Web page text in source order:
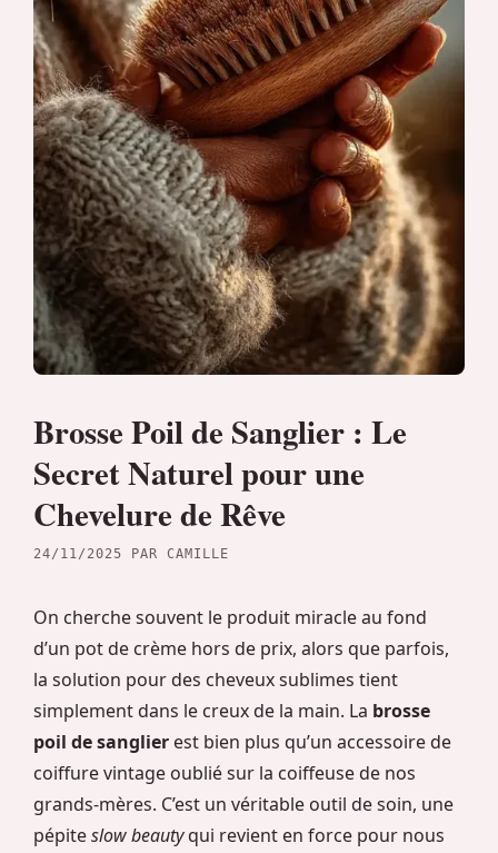
Brosse Poil de Sanglier : Le
Secret Naturel pour une
Chevelure de Rêve
24/11/2025 PAR CAMILLE
On cherche souvent le produit miracle au fond
d’un pot de crème hors de prix, alors que parfois,
la solution pour des cheveux sublimes tient
simplement dans le creux de la main. La brosse
poil de sanglier est bien plus qu’un accessoire de
coiffure vintage oublié sur la coiffeuse de nos
grands-mères. C’est un véritable outil de soin, une
pépiteslow beautyqui revient en force pour nous